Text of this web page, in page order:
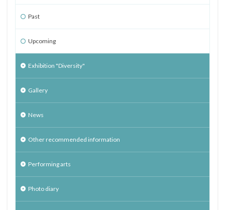
Past
Upcoming
Exhibition "Diversity"
Gallery
News
Other recommended information
Performing arts
Photo diary